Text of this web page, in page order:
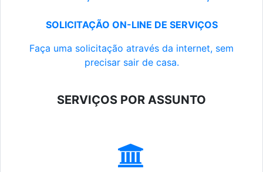
SOLICITAÇÃO ON-LINE DE SERVIÇOS
Faça uma solicitação através da internet, sem
precisar sair de casa.
SERVIÇOS POR ASSUNTO